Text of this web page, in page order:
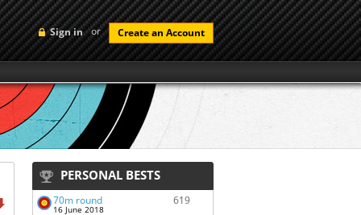
Sign in or Create an Account
PERSONAL BESTS
70m round
16 June 2018
619